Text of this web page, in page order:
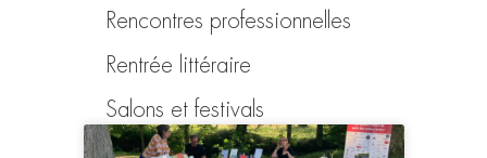
Rencontres professionnelles
Rentrée littéraire
Salons et festivals